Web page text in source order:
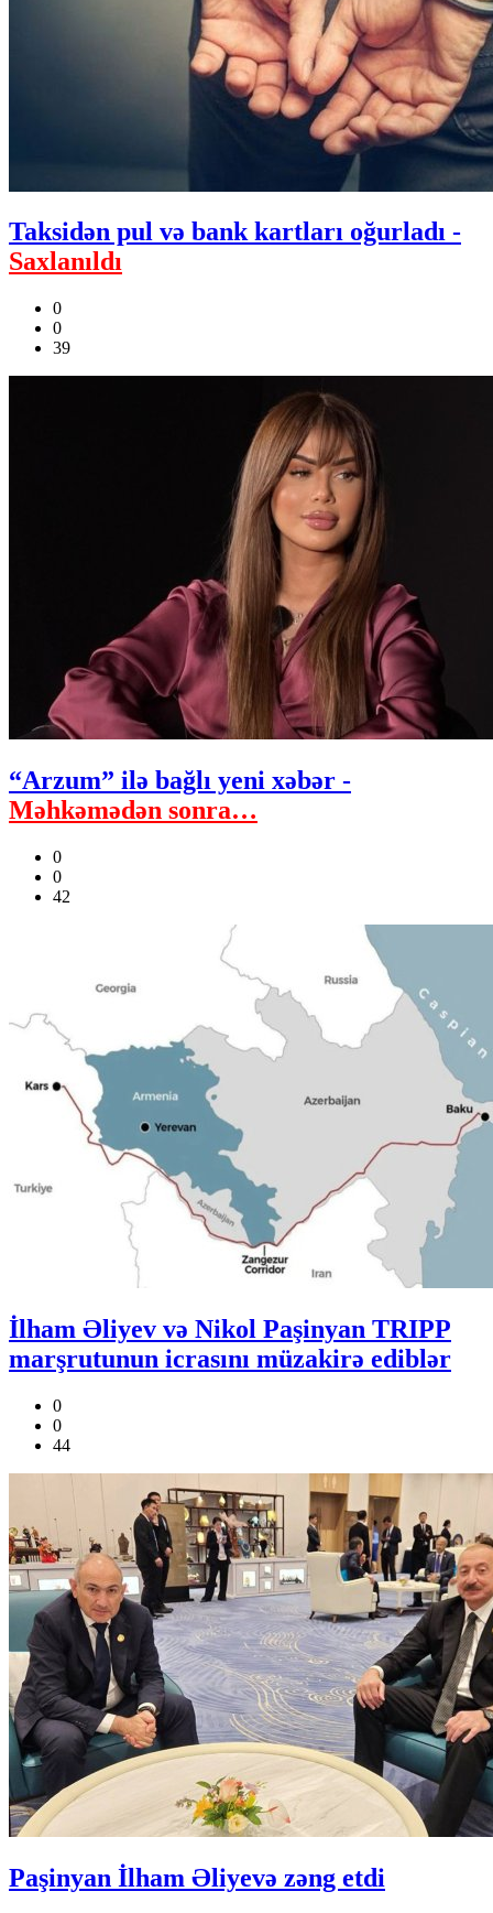
Taksidən pul və bank kartları oğurladı -
Saxlanıldı
0
0
39
“Arzum” ilə bağlı yeni xəbər -
Məhkəmədən sonra…
0
0
42
İlham Əliyev və Nikol Paşinyan TRIPP
marşrutunun icrasını müzakirə ediblər
0
0
44
Paşinyan İlham Əliyevə zəng etdi